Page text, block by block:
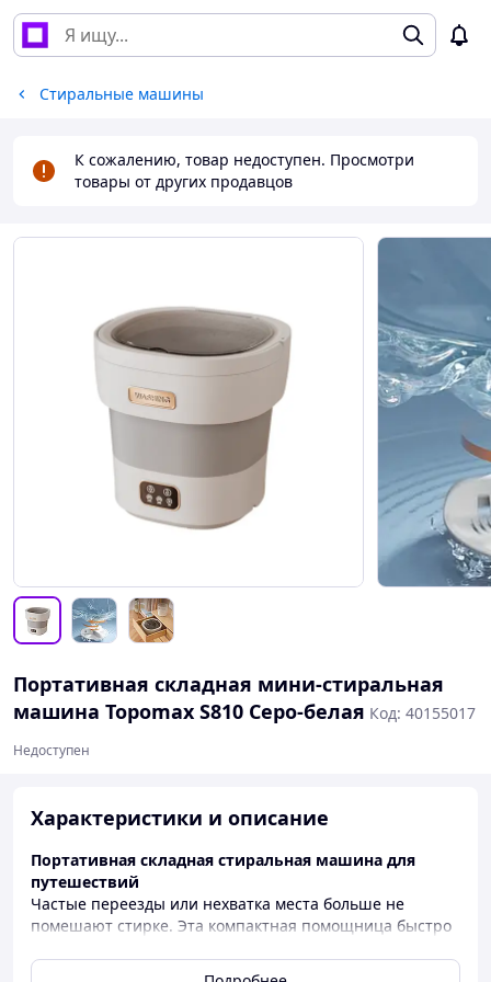
Стиральные машины
К сожалению, товар недоступен. Просмотри
товары от других продавцов
Портативная складная мини-стиральная
машина Topomax S810 Серо-белая Код: 40155017
Недоступен
Характеристики и описание
Портативная складная стиральная машина для
путешествий
Частые переезды или нехватка места больше не
помешают стирке. Эта компактная помощница быстро
условиях.